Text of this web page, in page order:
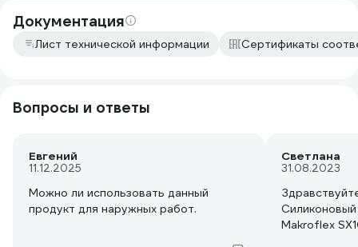
Документация
Лист технической информации Сертификаты
Вопросы и ответы
Евгений
11.12.2025
Можно ли использовать данный
продукт для наружных работ.
Cветлана
31.08.2023
Здравствуйте. Когда
Makroflex